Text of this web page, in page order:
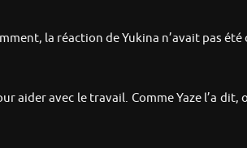
la réaction de Yukina n’avait pas
aider avec le travail. Comme Yaze l’a